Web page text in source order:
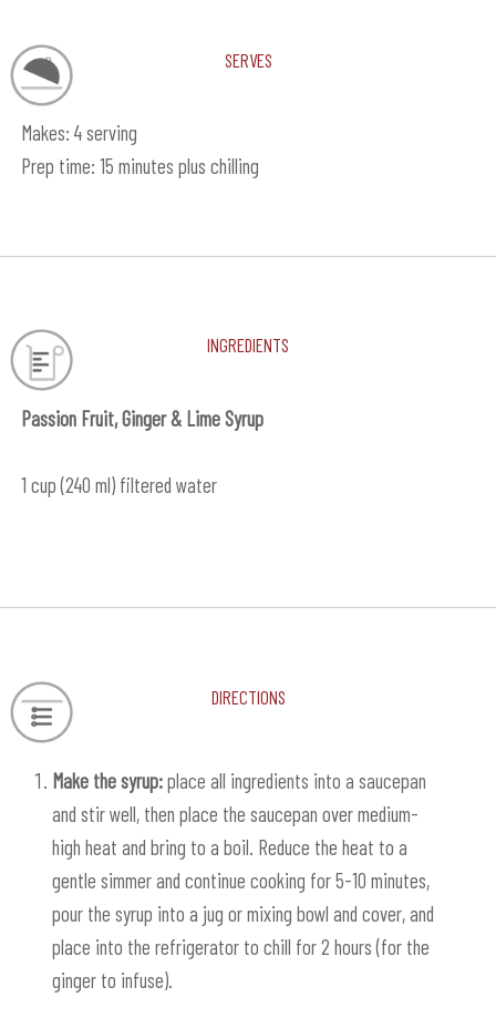
Serves
Makes: 4 serving
Prep time: 15 minutes plus chilling
Ingredients
Passion Fruit, Ginger & Lime Syrup
1 cup (240 ml) filtered water
Directions
Make the syrup:place all ingredients into a saucepan
and stir well, then place the saucepan over medium-
high heat and bring to a boil. Reduce the heat to a
gentle simmer and continue cooking for 5-10 minutes,
pour the syrup into a jug or mixing bowl and cover, and
place into the refrigerator to chill for 2 hours (for the
ginger to infuse).